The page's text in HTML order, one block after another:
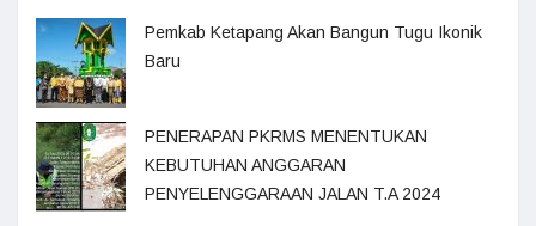
Pemkab Ketapang Akan Bangun Tugu Ikonik
Baru
PENERAPAN PKRMS MENENTUKAN
KEBUTUHAN ANGGARAN
PENYELENGGARAAN JALAN T.A 2024